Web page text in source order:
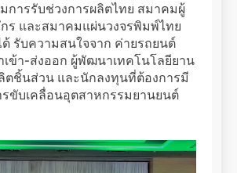
การรับช่วงการผลิตไทย สมาคมผู้
ร และสมาคมแผ่นวงจรพิมพ์ไทย
ด้ รับความสนใจจาก ค่ายรถยนต์
เข้า-ส่งออก ผู้พัฒนาเทคโนโลยียาน
ตชิ้นส่วน และนักลงทุนที่ต้องการมี
ขับเคลื่อนอุตสาหกรรมยานยนต์